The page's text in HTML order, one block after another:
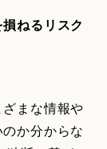
ねるリスク
まな情報や
か分からな